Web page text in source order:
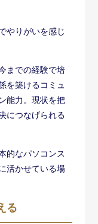
やりがいを感じ
までの経験で培
を築けるコミュ
能力。現状を把
につなげられる
的なパソコンス
活かせている場
る